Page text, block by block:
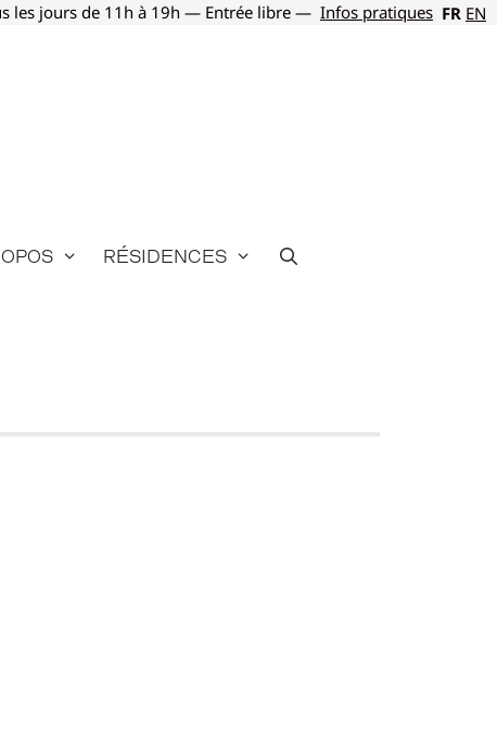
les jours de 11h à 19h — Entrée libre — Infos pratiques FR EN
Résidences